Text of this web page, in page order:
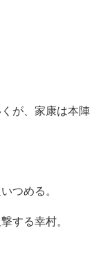
が、家康は本陣
つめる。
する幸村。